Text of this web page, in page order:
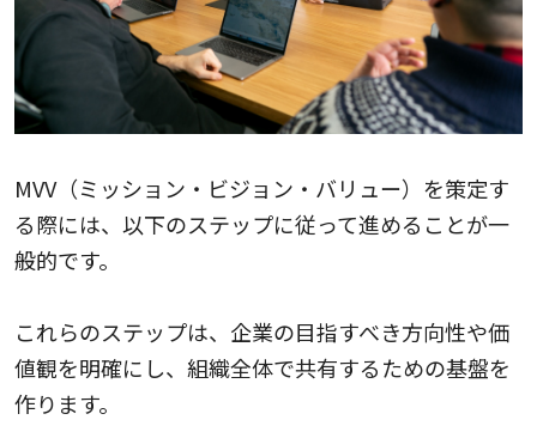
MVV（ミッション・ビジョン・バリュー）を策定す
る際には、以下のステップに従って進めることが一
般的です。
これらのステップは、企業の目指すべき方向性や価
値観を明確にし、組織全体で共有するための基盤を
作ります。